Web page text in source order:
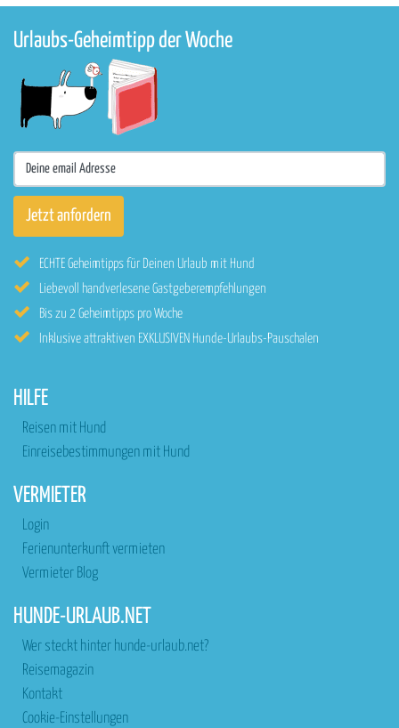
Urlaubs-Geheimtipp der Woche
ECHTE Geheimtipps für Deinen Urlaub mit Hund
Liebevoll handverlesene Gastgeberempfehlungen
Bis zu 2 Geheimtipps pro Woche
Inklusive attraktiven EXKLUSIVEN Hunde-Urlaubs-Pauschalen
HILFE
Reisen mit Hund
Einreisebestimmungen mit Hund
VERMIETER
Login
Ferienunterkunft vermieten
Vermieter Blog
HUNDE-URLAUB.NET
Wer steckt hinter hunde-urlaub.net?
Reisemagazin
Kontakt
Cookie-Einstellungen